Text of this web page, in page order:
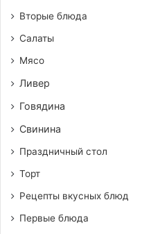
Вторые блюда
Салаты
Мясо
Ливер
Говядина
Свинина
Праздничный стол
Торт
Рецепты вкусных блюд
Первые блюда